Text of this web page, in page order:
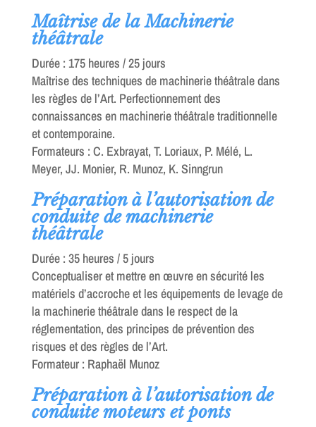
Maîtrise de la Machinerie
théâtrale
Durée : 175 heures / 25 jours
Maîtrise des techniques de machinerie théâtrale dans
les règles de l’Art. Perfectionnement des
connaissances en machinerie théâtrale traditionnelle
et contemporaine.
Formateurs : C. Exbrayat, T. Loriaux, P. Mélé, L.
Meyer, JJ. Monier, R. Munoz, K. Sinngrun
Préparation à l’autorisation de
conduite de machinerie
théâtrale
Durée : 35 heures / 5 jours
Conceptualiser et mettre en œuvre en sécurité les
matériels d’accroche et les équipements de levage de
la machinerie théâtrale dans le respect de la
réglementation, des principes de prévention des
risques et des règles de l’Art.
Formateur : Raphaël Munoz
Préparation à l’autorisation de
conduite moteurs et ponts